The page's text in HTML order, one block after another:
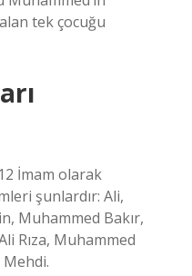
tek çocuğu
İmam olarak
şunlardır: Ali,
Muhammed Bakır,
Rıza, Muhammed